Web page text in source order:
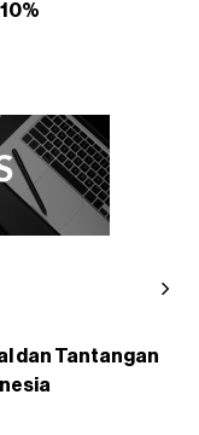
dan Tantangan